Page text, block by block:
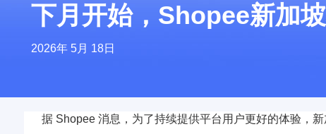
下月开始，Shopee新加
2026年 5月 18日
据 Shopee 消息，为了持续提供平台用户更好的体验，